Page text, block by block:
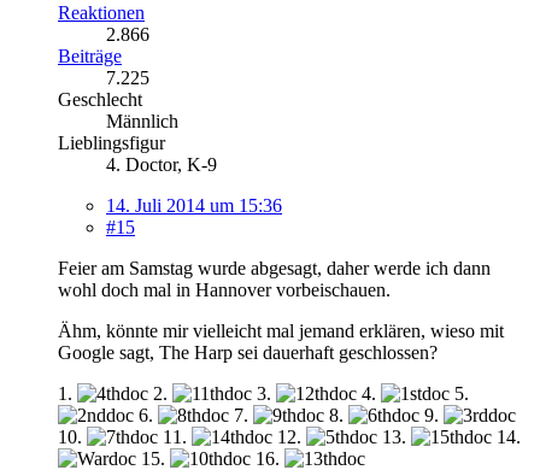
Reaktionen
2.866
Beiträge
7.225
Geschlecht
Männlich
Lieblingsfigur
4. Doctor, K-9
14. Juli 2014 um 15:36
#15
Feier am Samstag wurde abgesagt, daher werde ich dann
wohl doch mal in Hannover vorbeischauen.
Ähm, könnte mir vielleicht mal jemand erklären, wieso mit
Google sagt, The Harp sei dauerhaft geschlossen?
1.
2. 3. 4.
5.
6.
7. 8.
9.
10.
11. 12. 13.
14.
15.
16.